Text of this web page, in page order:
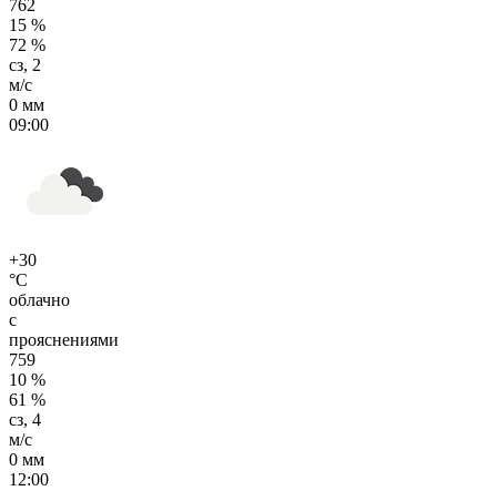
762
15 %
72 %
сз, 2
м/с
0 мм
09:00
+30
°C
облачно
с
прояснениями
759
10 %
61 %
сз, 4
м/с
0 мм
12:00